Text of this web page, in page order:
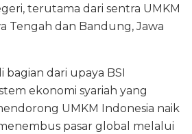
terutama dari sentra UMKM
Tengah dan Bandung, Jawa
bagian dari upaya BSI
ekonomi syariah yang
UMKM Indonesia naik
pasar global melalui